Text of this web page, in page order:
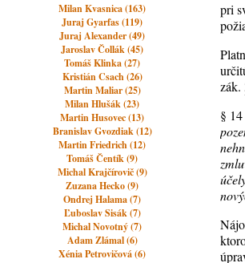
Milan Kvasnica (163)
Juraj Gyarfas (119)
Juraj Alexander (49)
Jaroslav Čollák (45)
Tomáš Klinka (27)
Kristián Csach (26)
Martin Maliar (25)
Milan Hlušák (23)
Martin Husovec (13)
Branislav Gvozdiak (12)
Martin Friedrich (12)
Tomáš Čentík (9)
Michal Krajčírovič (9)
Zuzana Hecko (9)
Ondrej Halama (7)
Ľuboslav Sisák (7)
Michal Novotný (7)
Adam Zlámal (6)
Xénia Petrovičová (6)
pri
zák.
§